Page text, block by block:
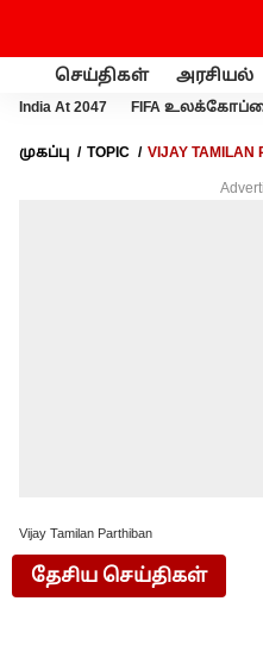
செய்திகள் அரசியல்
India At 2047 FIFA
முகப்பு TOPIC VIJAY TAMILAN
Vijay Tamilan Parthiban
தேசிய செய்திகள்